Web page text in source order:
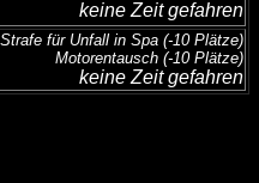
keine Zeit gefahren
Strafe für Unfall in Spa (-10 Plätze)
Motorentausch (-10 Plätze)
keine Zeit gefahren